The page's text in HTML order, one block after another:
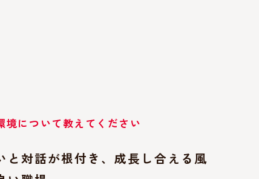
境について教えてください
と対話が根付き、成長し合える風